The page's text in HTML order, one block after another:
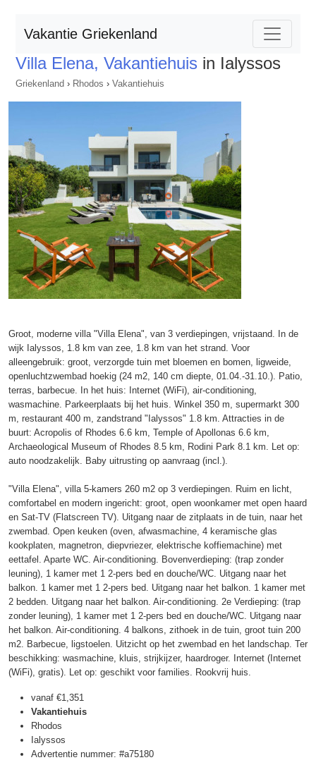
Vakantie Griekenland
Villa Elena, Vakantiehuis in Ialyssos
Griekenland › Rhodos › Vakantiehuis
Groot, moderne villa "Villa Elena", van 3 verdiepingen, vrijstaand. In de
wijk Ialyssos, 1.8 km van zee, 1.8 km van het strand. Voor
alleengebruik: groot, verzorgde tuin met bloemen en bomen, ligweide,
openluchtzwembad hoekig (24 m2, 140 cm diepte, 01.04.-31.10.). Patio,
terras, barbecue. In het huis: Internet (WiFi), air-conditioning,
wasmachine. Parkeerplaats bij het huis. Winkel 350 m, supermarkt 300
m, restaurant 400 m, zandstrand "Ialyssos" 1.8 km. Attracties in de
buurt: Acropolis of Rhodes 6.6 km, Temple of Apollonas 6.6 km,
Archaeological Museum of Rhodes 8.5 km, Rodini Park 8.1 km. Let op:
auto noodzakelijk. Baby uitrusting op aanvraag (incl.).
"Villa Elena", villa 5-kamers 260 m2 op 3 verdiepingen. Ruim en licht,
comfortabel en modern ingericht: groot, open woonkamer met open haard
en Sat-TV (Flatscreen TV). Uitgang naar de zitplaats in de tuin, naar het
zwembad. Open keuken (oven, afwasmachine, 4 keramische glas
kookplaten, magnetron, diepvriezer, elektrische koffiemachine) met
eettafel. Aparte WC. Air-conditioning. Bovenverdieping: (trap zonder
leuning), 1 kamer met 1 2-pers bed en douche/WC. Uitgang naar het
balkon. 1 kamer met 1 2-pers bed. Uitgang naar het balkon. 1 kamer met
2 bedden. Uitgang naar het balkon. Air-conditioning. 2e Verdieping: (trap
zonder leuning), 1 kamer met 1 2-pers bed en douche/WC. Uitgang naar
het balkon. Air-conditioning. 4 balkons, zithoek in de tuin, groot tuin 200
m2. Barbecue, ligstoelen. Uitzicht op het zwembad en het landschap. Ter
beschikking: wasmachine, kluis, strijkijzer, haardroger. Internet (Internet
(WiFi), gratis). Let op: geschikt voor families. Rookvrij huis.
vanaf €1,351
Vakantiehuis
Rhodos
Ialyssos
Advertentie nummer: #a75180